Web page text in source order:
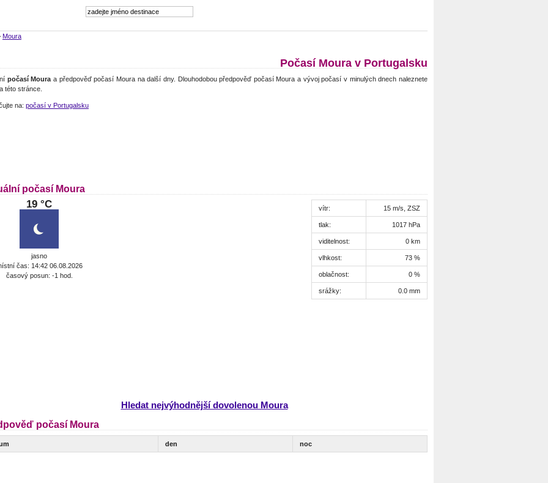
Moura
Počasí Moura v Portugalsku
počasí Moura a předpověď počasí Moura na další dny. Dlouhodobou předpověď počasí Moura a vývoj počasí v minulých dnech naleznete
této stránce.
na: počasí v Portugalsku
počasí Moura
19 °C
jasno
čas: 14:42 06.08.2026
časový posun: -1 hod.
vítr: 15 m/s, ZSZ
tlak: 1017 hPa
viditelnost: 0 km
vlhkost: 73 %
oblačnost: 0 %
srážky: 0.0 mm
Hledat nejvýhodnější dovolenou Moura
počasí Moura
den noc